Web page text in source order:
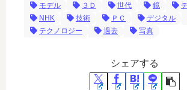
モデル
３Ｄ 世代 鏡
NHK
技術 ＰＣ デジタル
テクノロジー
過去 写真
シェアする